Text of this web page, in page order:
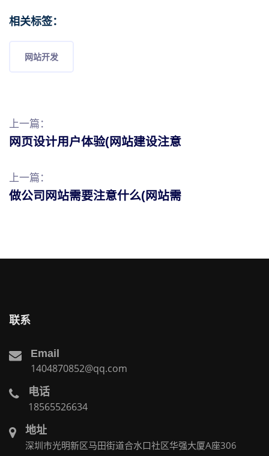
相关标签：
网站开发
上一篇：
网页设计用户体验(网站建设注意
上一篇：
做公司网站需要注意什么(网站需
联系
Email
1404870852@qq.com
电话
18565526634
地址
深圳市光明新区马田街道合水口社区华强大厦A座306